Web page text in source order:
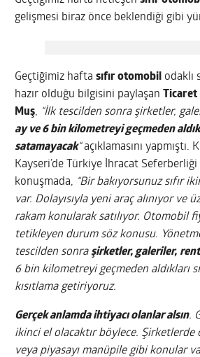
gelişmesi biraz önce beklendiği gibi
Geçtiğimiz haftasıfır otomobil odaklı
hazır olduğu bilgisini paylaşan
Muş, “İlk tescilden sonra şirketler,
ay ve 6 bin kilometreyi geçmeden
satamayacak“açıklamasını yapmıştı.
Kayseri’de Türkiye İhracat Seferberliği
konuşmada, “Bir bakıyorsunuz sıfır
var. Dolayısıyla yeni araç alınıyor ve
rakam konularak satılıyor. Otomobil
tetikleyen durum söz konusu.
tescilden sonraşirketler, galeriler,
6 bin kilometreyi geçmeden aldıkları
kısıtlama getiriyoruz.
Gerçek anlamda ihtiyacı olanlar alsın.
ikinci el olacaktır böylece.
veya piyasayı manüpile gibi konular